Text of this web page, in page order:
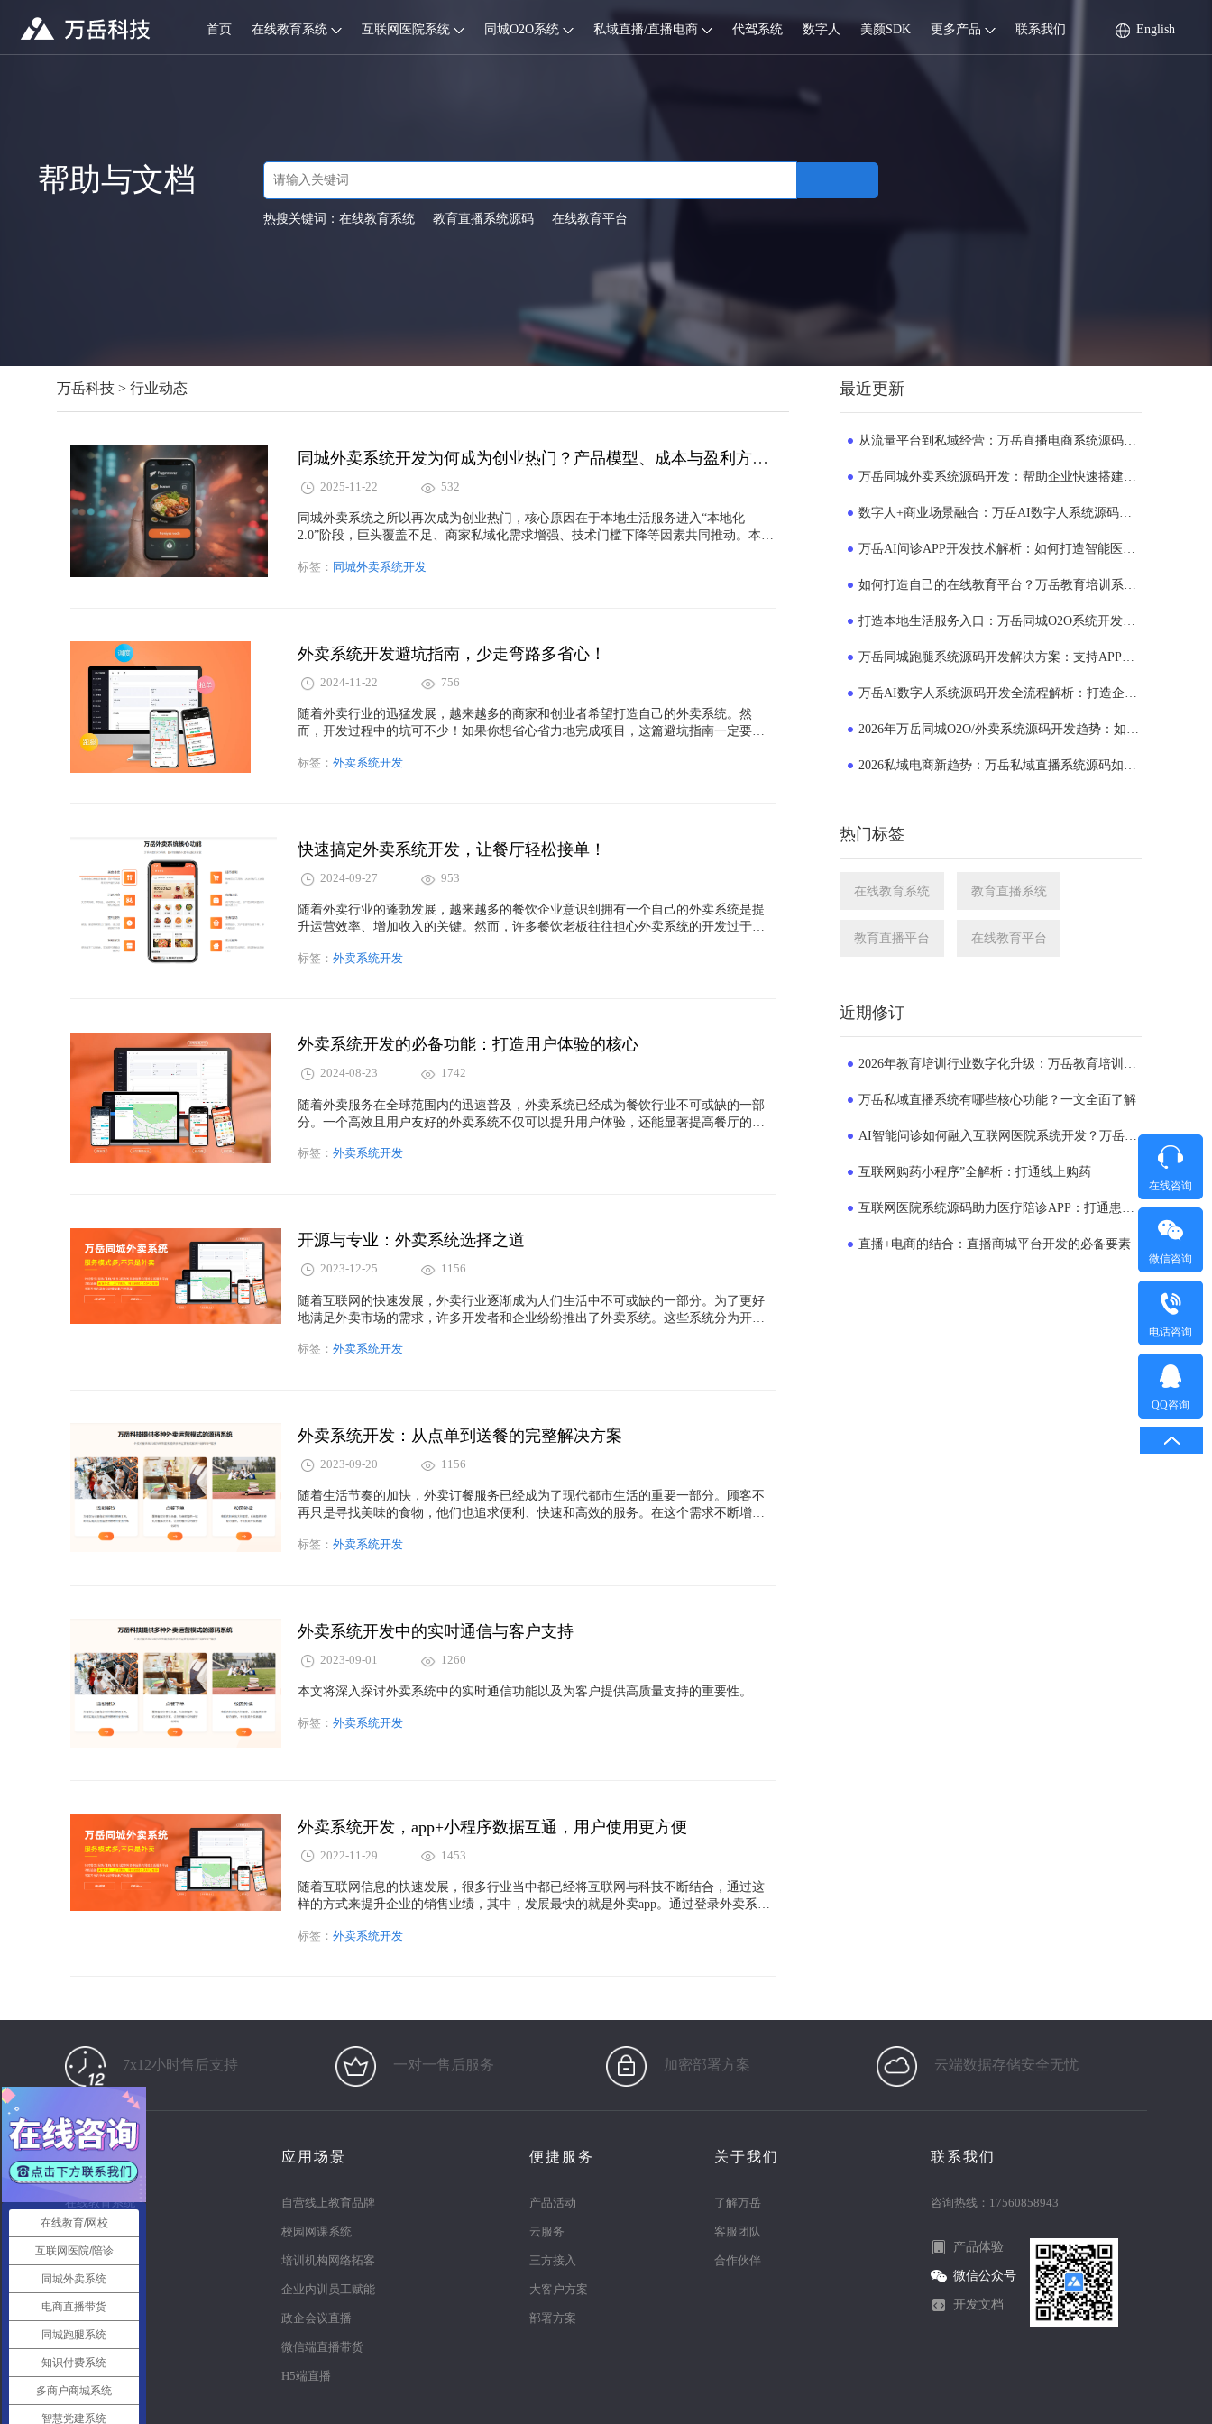
首页 在线教育系统 互联网医院系统 同城O2O系统 私域直播/直播电商 代驾系统 数字人 美颜SDK 更多产品 联系我们 English
帮助与文档
热搜关键词： 在线教育系统 教育直播系统源码 在线教育平台
万岳科技> 行业动态
同城外卖系统开发为何成为创业热门？产品模型、成本与盈利方式拆解
2025-11-22 532
同城外卖系统之所以再次成为创业热门，核心原因在于本地生活服务进入“本地化
2.0”阶段，巨头覆盖不足、商家私域化需求增强、技术门槛下降等因素共同推动。本文
外卖、园区配送等多种场景，帮助创业者快速理解同城外卖 APP/小程序的可行性与商
标签： 同城外卖系统开发
外卖系统开发避坑指南，少走弯路多省心！
2024-11-22 756
随着外卖行业的迅猛发展，越来越多的商家和创业者希望打造自己的外卖系统。然
而，开发过程中的坑可不少！如果你想省心省力地完成项目，这篇避坑指南一定要
标签：外卖系统开发
快速搞定外卖系统开发，让餐厅轻松接单！
2024-09-27 953
随着外卖行业的蓬勃发展，越来越多的餐饮企业意识到拥有一个自己的外卖系统是提
升运营效率、增加收入的关键。然而，许多餐饮老板往往担心外卖系统的开发过于复
搞定外卖系统开发，让你的餐厅轻松接单！
标签：外卖系统开发
外卖系统开发的必备功能：打造用户体验的核心
2024-08-23 1742
随着外卖服务在全球范围内的迅速普及，外卖系统已经成为餐饮行业不可或缺的一部
分。一个高效且用户友好的外卖系统不仅可以提升用户体验，还能显著提高餐厅的运
关键功能，这些功能不仅是系统的核心，还能为用户带来无缝的服务体验。
标签：外卖系统开发
开源与专业：外卖系统选择之道
2023-12-25 1156
随着互联网的快速发展，外卖行业逐渐成为人们生活中不可或缺的一部分。为了更好
地满足外卖市场的需求，许多开发者和企业纷纷推出了外卖系统。这些系统分为开源
外卖系统的区别，以帮助开发者和企业选择适合自己需求的解决方案。
标签：外卖系统开发
外卖系统开发：从点单到送餐的完整解决方案
2023-09-20 1156
随着生活节奏的加快，外卖订餐服务已经成为了现代都市生活的重要一部分。顾客不
再只是寻找美味的食物，他们也追求便利、快速和高效的服务。在这个需求不断增长
单到送餐的完整解决方案。
标签：外卖系统开发
外卖系统开发中的实时通信与客户支持
2023-09-01 1260
本文将深入探讨外卖系统中的实时通信功能以及为客户提供高质量支持的重要性。
标签：外卖系统开发
外卖系统开发，app+小程序数据互通，用户使用更方便
2022-11-29 1453
随着互联网信息的快速发展，很多行业当中都已经将互联网与科技不断结合，通过这
样的方式来提升企业的销售业绩，其中，发展最快的就是外卖app。通过登录外卖系统
开发平台有哪些优势呢？
标签：外卖系统开发
最近更新
热门标签
在线教育系统 教育直播系统
教育直播平台 在线教育平台
近期修订
2026年教育培训行业数字化升级：万岳教育培训系统源码成为机构转型新选择
万岳私域直播系统有哪些核心功能？一文全面了解
AI智能问诊如何融入互联网医院系统开发？万岳互联网医院系统实践解析
互联网购药小程序”全解析：打通线上购药
互联网医院系统源码助力医疗陪诊APP：打通患者就医的“一公里”
直播+电商的结合：直播商城平台开发的必备要素
在线咨询
微信咨询
电话咨询
QQ咨询
7x12小时售后支持 一对一售后服务 加密部署方案 云端数据存储安全无忧
在线教育系统
知识付费系统
电商直播系统
多商户商城
同城o2o
同城跑腿
智慧党建系统
医疗陪诊系统
应用场景
自营线上教育品牌
校园网课系统
培训机构网络拓客
企业内训员工赋能
政企会议直播
微信端直播带货
H5端直播
便捷服务
产品活动
云服务
三方接入
大客户方案
部署方案
关于我们
了解万岳
客服团队
合作伙伴
联系我们
咨询热线：17560858943
产品体验
微信公众号
开发文档
在线教育/网校
互联网医院/陪诊
同城外卖系统
电商直播带货
同城跑腿系统
知识付费系统
多商户商城系统
智慧党建系统